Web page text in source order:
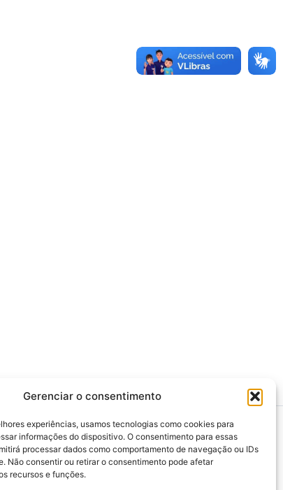
Gerenciar o consentimento
experiências, usamos tecnologias como cookies para
informações do dispositivo. O consentimento para essas
processar dados como comportamento de navegação ou IDs
Não consentir ou retirar o consentimento pode afetar
recursos e funções.
>>> Associação Nacional das Defensoras e
Defensores Públicos (ANADEP)